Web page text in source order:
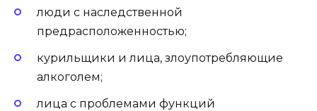
люди с наследственной
предрасположенностью;
курильщики и лица, злоупотребляющие
алкоголем;
лица с проблемами функций